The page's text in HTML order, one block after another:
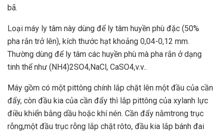
bã.
Loại máy ly tâm này dùng để ly tâm huyền phù đặc (50%
pha rắn trở lên), kích thước hạt khoảng 0,04-0,12 mm.
Thường dùng để ly tâm các huyền phù mà pha rắn ở dạng
tinh thể như (NH4)2SO4,NaCl, CaSO4,v.v..
Máy gồm có một pittông chính lắp chặt lên một đầu của cần
đẩy, còn đầu kia của cần đẩy thì lắp pittông của xylanh lực
điều khiển bằng dầu hoặc khí nén. Cần đẩy nằmtrong trục
rỗng,một đầu trục rỗng lắp chặt rôto, đầu kia lắp bánh đai